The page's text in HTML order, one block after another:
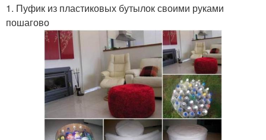
1. Пуфик из пластиковых бутылок своими руками
пошагово